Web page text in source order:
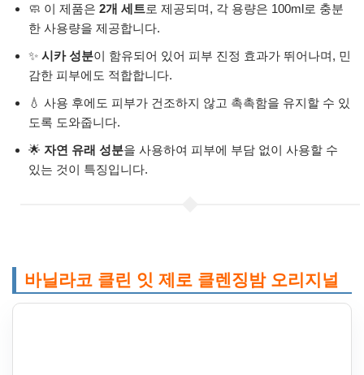
🧼 이 제품은 2개 세트로 제공되며, 각 용량은 100ml로 충분
한 사용량을 제공합니다.
✨ 시카 성분이 함유되어 있어 피부 진정 효과가 뛰어나며, 민
감한 피부에도 적합합니다.
💧 사용 후에도 피부가 건조하지 않고 촉촉함을 유지할 수 있
도록 도와줍니다.
🌟 자연 유래 성분을 사용하여 피부에 부담 없이 사용할 수
있는 것이 특징입니다.
바닐라코 클린 잇 제로 클렌징밤 오리지널